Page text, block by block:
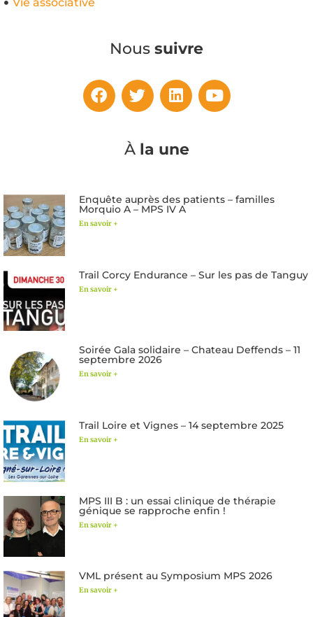
Nous suivre
À la une
Enquête auprès des patients – familles
Morquio A – MPS IV A
En savoir +
Trail Corcy Endurance – Sur les pas de Tanguy
En savoir +
Soirée Gala solidaire – Chateau Deffends – 11
septembre 2026
En savoir +
Trail Loire et Vignes – 14 septembre 2025
En savoir +
MPS III B : un essai clinique de thérapie
génique se rapproche enfin !
En savoir +
VML présent au Symposium MPS 2026
En savoir +